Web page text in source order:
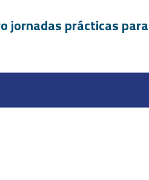
jornadas prácticas para